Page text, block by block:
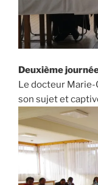
Deuxième
Le docteur
son sujet et